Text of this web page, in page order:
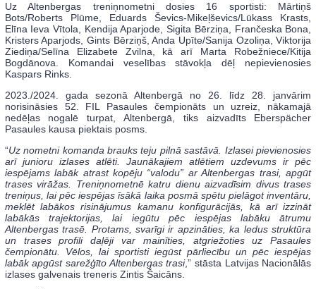
Uz Altenbergas treniņnometni dosies 16 sportisti: Mārtiņš
Bots/Roberts Plūme, Eduards Ševics-Mikeļševics/Lūkass Krasts,
Elīna Ieva Vītola, Kendija Aparjode, Sigita Bērziņa, Frančeska Bona,
Kristers Aparjods, Gints Bērziņš, Anda Upīte/Sanija Ozoliņa, Viktorija
Ziediņa/Selīna Elizabete Zvilna, kā arī Marta Robežniece/Kitija
Bogdānova. Komandai veselības stāvokļa dēļ nepievienosies
Kaspars Rinks.
2023./2024. gada sezonā Altenbergā no 26. līdz 28. janvārim
norisināsies 52. FIL Pasaules čempionāts un uzreiz, nākamajā
nedēļas nogalē turpat, Altenbergā, tiks aizvadīts Eberspächer
Pasaules kausa piektais posms.
“Uz nometni komanda brauks teju pilnā sastāvā. Izlasei pievienosies
arī junioru izlases atlēti. Jaunākajiem atlētiem uzdevums ir pēc
iespējams labāk atrast kopēju “valodu” ar Altenbergas trasi, apgūt
trases virāžas. Treniņnometnē katru dienu aizvadīsim divus trases
treniņus, lai pēc iespējas īsākā laika posmā spētu pielāgot inventāru,
meklēt labākos risinājumus kamanu konfigurācijās, kā arī izzināt
labākās trajektorijas, lai iegūtu pēc iespējas labāku ātrumu
Altenbergas trasē. Protams, svarīgi ir apzināties, ka ledus struktūra
un trases profili daļēji var mainīties, atgriežoties uz Pasaules
čempionātu. Vēlos, lai sportisti iegūst pārliecību un pēc iespējas
labāk apgūst sarežģīto Altenbergas trasi,” stāsta Latvijas Nacionālās
izlases galvenais treneris Zintis Šaicāns.